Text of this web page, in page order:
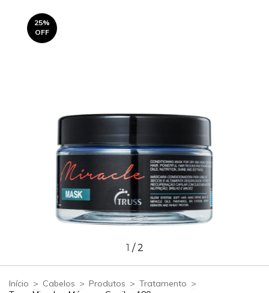
25%
OFF
1 /2
Início > Cabelos > Produtos > Tratamento >